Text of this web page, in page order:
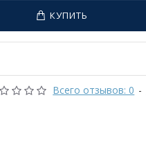
Всего отзывов: 0 -
КУПИТЬ